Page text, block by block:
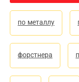
по металлу
форстнера